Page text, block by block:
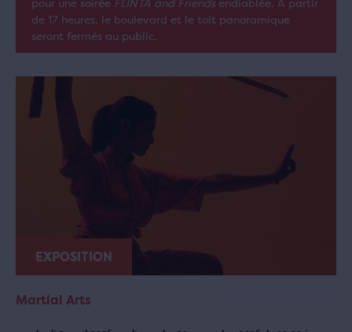
pour une soirée FLINTA and Friends endiablée. À partir
de 17 heures, le boulevard et le toit panoramique
seront fermés au public.
EXPOSITION
Martial Arts